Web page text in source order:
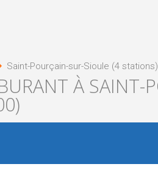
Saint-Pourçain-sur-Sioule (4 stations)
À SAINT-